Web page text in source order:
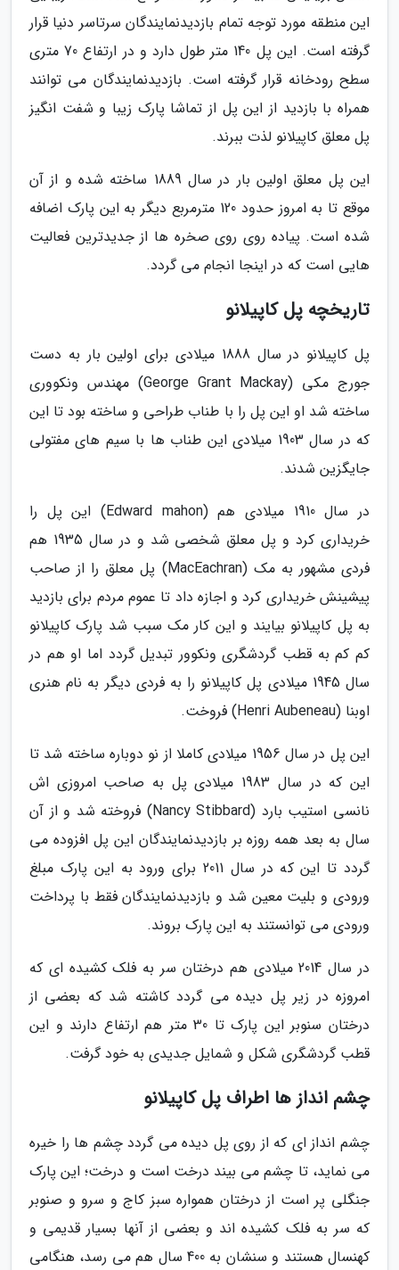
این منطقه مورد توجه تمام بازدیدنمایندگان سرتاسر دنیا قرار
گرفته است. این پل 140 متر طول دارد و در ارتفاع 70 متری
سطح رودخانه قرار گرفته است. بازدیدنمایندگان می توانند
همراه با بازدید از این پل از تماشا پارک زیبا و شفت انگیز
پل معلق کاپیلانو لذت ببرند.
این پل معلق اولین بار در سال 1889 ساخته شده و از آن
موقع تا به امروز حدود 120 مترمربع دیگر به این پارک اضافه
شده است. پیاده روی روی صخره ها از جدیدترین فعالیت
هایی است که در اینجا انجام می گردد.
تاریخچه پل کاپیلانو
پل کاپیلانو در سال 1888 میلادی برای اولین بار به دست
جورج مکی (George Grant Mackay) مهندس ونکووری
ساخته شد او این پل را با طناب طراحی و ساخته بود تا این
که در سال 1903 میلادی این طناب ها با سیم های مفتولی
جایگزین شدند.
در سال 1910 میلادی هم (Edward mahon) این پل را
خریداری کرد و پل معلق شخصی شد و در سال 1935 هم
فردی مشهور به مک (MacEachran) پل معلق را از صاحب
پیشینش خریداری کرد و اجازه داد تا عموم مردم برای بازدید
به پل کاپیلانو بیایند و این کار مک سبب شد پارک کاپیلانو
کم کم به قطب گردشگری ونکوور تبدیل گردد اما او هم در
سال 1945 میلادی پل کاپیلانو را به فردی دیگر به نام هنری
اوبنا (Henri Aubeneau) فروخت.
این پل در سال 1956 میلادی کاملا از نو دوباره ساخته شد تا
این که در سال 1983 میلادی پل به صاحب امروزی اش
نانسی استیب بارد (Nancy Stibbard) فروخته شد و از آن
سال به بعد همه روزه بر بازدیدنمایندگان این پل افزوده می
گردد تا این که در سال 2011 برای ورود به این پارک مبلغ
ورودی و بلیت معین شد و بازدیدنمایندگان فقط با پرداخت
ورودی می توانستند به این پارک بروند.
در سال 2014 میلادی هم درختان سر به فلک کشیده ای که
امروزه در زیر پل دیده می گردد کاشته شد که بعضی از
درختان سنوبر این پارک تا 30 متر هم ارتفاع دارند و این
قطب گردشگری شکل و شمایل جدیدی به خود گرفت.
چشم انداز ها اطراف پل کاپیلانو
چشم انداز ای که از روی پل دیده می گردد چشم ها را خیره
می نماید، تا چشم می بیند درخت است و درخت؛ این پارک
جنگلی پر است از درختان همواره سبز کاج و سرو و صنوبر
که سر به فلک کشیده اند و بعضی از آنها بسیار قدیمی و
کهنسال هستند و سنشان به 400 سال هم می رسد، هنگامی